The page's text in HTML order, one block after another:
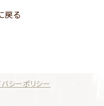
戻る
シーポリシー